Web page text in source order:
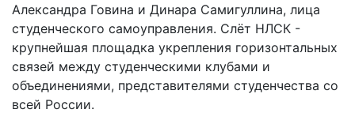
Александра Говина и Динара Самигуллина, лица
студенческого самоуправления. Слёт НЛСК -
крупнейшая площадка укрепления горизонтальных
связей между студенческими клубами и
объединениями, представителями студенчества со
всей России.